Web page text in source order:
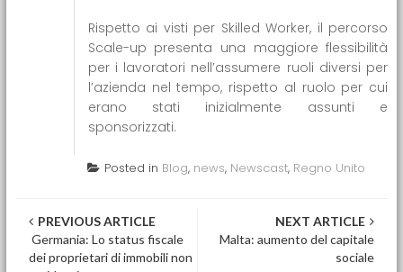
Rispetto ai visti per Skilled Worker, il percorso
Scale-up presenta una maggiore flessibilità
per i lavoratori nell’assumere ruoli diversi per
l’azienda nel tempo, rispetto al ruolo per cui
erano stati inizialmente assunti e
sponsorizzati.
Posted in Blog, news, Newscast, Regno Unito
Post navigation
PREVIOUS ARTICLE
Germania: Lo status fiscale
dei proprietari di immobili non
NEXT ARTICLE
Malta: aumento del capitale
sociale